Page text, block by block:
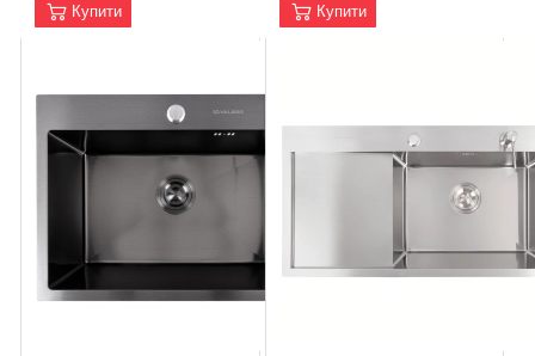
Купити Купити